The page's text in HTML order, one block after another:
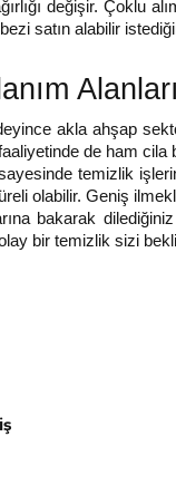
değişir. Çoklu
satın alabilir
Alanları
akla ahşap
de ham cila
temizlik
olabilir. Geniş
bakarak
bir temizlik sizi